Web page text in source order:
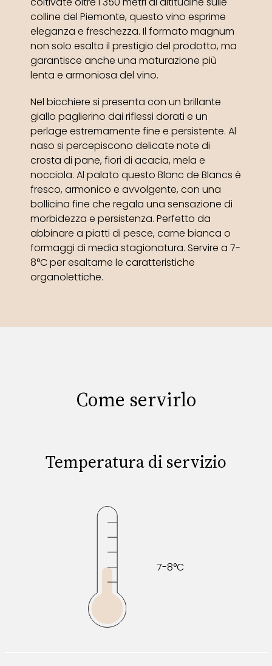
colline del Piemonte, questo vino esprime
eleganza e freschezza. Il formato magnum
non solo esalta il prestigio del prodotto, ma
garantisce anche una maturazione più
lenta e armoniosa del vino.
Nel bicchiere si presenta con un brillante
giallo paglierino dai riflessi dorati e un
perlage estremamente fine e persistente. Al
naso si percepiscono delicate note di
crosta di pane, fiori di acacia, mela e
nocciola. Al palato questo Blanc de Blancs è
fresco, armonico e avvolgente, con una
bollicina fine che regala una sensazione di
morbidezza e persistenza. Perfetto da
abbinare a piatti di pesce, carne bianca o
formaggi di media stagionatura. Servire a 7-
8°C per esaltarne le caratteristiche
organolettiche.
Come servirlo
Temperatura di servizio
7-8°C